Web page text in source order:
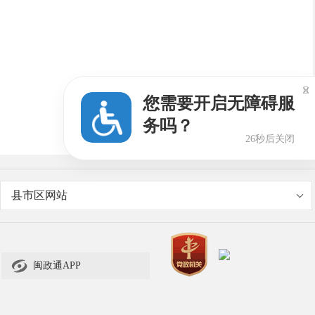
县市区网站
 闽政通APP
您需要开启无障碍服
务吗？
25秒后关闭
